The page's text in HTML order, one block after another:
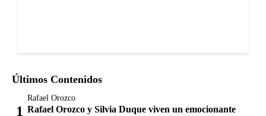
Últimos Contenidos
Rafael Orozco
Rafael Orozco y Silvia Duque viven un emocionante